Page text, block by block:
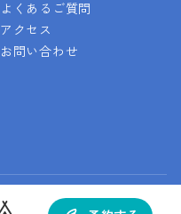
よくあるご質問
アクセス
お問い合わせ